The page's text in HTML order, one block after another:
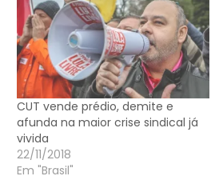
CUT vende prédio, demite e
afunda na maior crise sindical já
vivida
22/11/2018
Em "Brasil"